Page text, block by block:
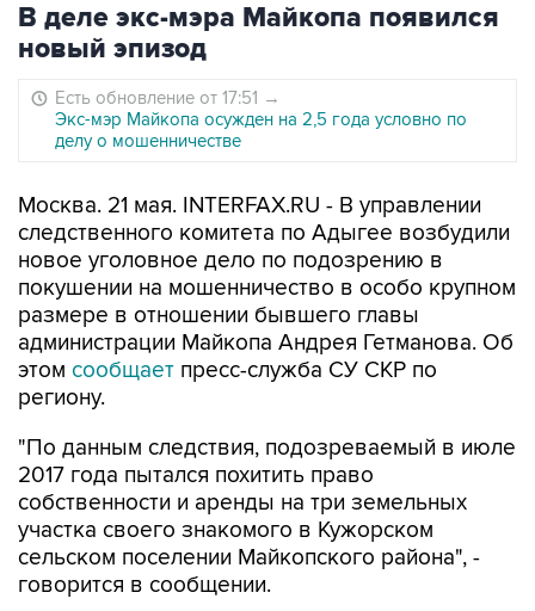
В деле экс-мэра Майкопа появился
новый эпизод
Есть обновление от 17:51 →
Экс-мэр Майкопа осужден на 2,5 года условно по
делу о мошенничестве
Москва. 21 мая. INTERFAX.RU - В управлении
следственного комитета по Адыгее возбудили
новое уголовное дело по подозрению в
покушении на мошенничество в особо крупном
размере в отношении бывшего главы
администрации Майкопа Андрея Гетманова. Об
этом сообщает пресс-служба СУ СКР по
региону.
"По данным следствия, подозреваемый в июле
2017 года пытался похитить право
собственности и аренды на три земельных
участка своего знакомого в Кужорском
сельском поселении Майкопского района", -
говорится в сообщении.